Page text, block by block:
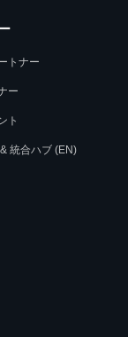
トナー
ー
ト
統合ハブ (EN)